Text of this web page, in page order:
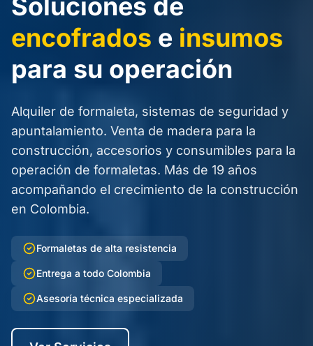
encofrados e insumos
para su operación
Alquiler de formaleta, sistemas de seguridad y
apuntalamiento. Venta de madera para la
construcción, accesorios y consumibles para la
operación de formaletas. Más de 19 años
acompañando el crecimiento de la construcción
en Colombia.
Formaletas de alta resistencia
Entrega a todo Colombia
Asesoría técnica especializada